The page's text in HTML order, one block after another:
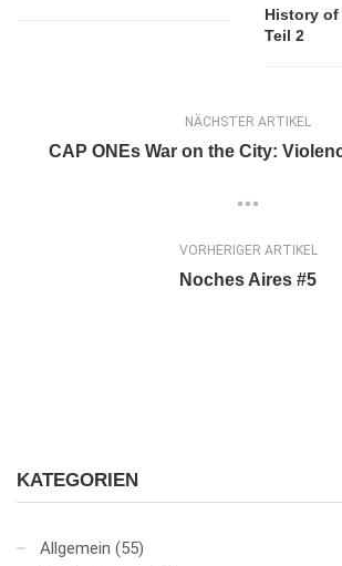
History of
Teil 2
NÄCHSTER ARTIKEL
CAP ONEs War on the City:
VORHERIGER ARTIKEL
Noches Aires #5
KATEGORIEN
Allgemein (55)